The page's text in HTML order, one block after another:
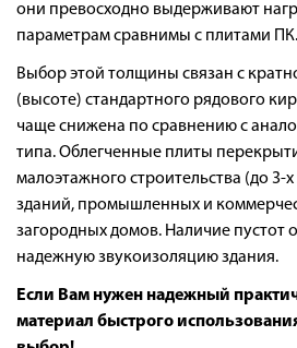
они превосходно выдерживают
параметрам сравнимы с плитами ПК.
Выбор этой толщины связан с
(высоте) стандартного рядового
чаще снижена по сравнению с
типа. Облегченные плиты
малоэтажного строительства (до 3-
зданий, промышленных и
загородных домов. Наличие пустот
надежную звукоизоляцию здания.
Если Вам нужен надежный
материал быстрого